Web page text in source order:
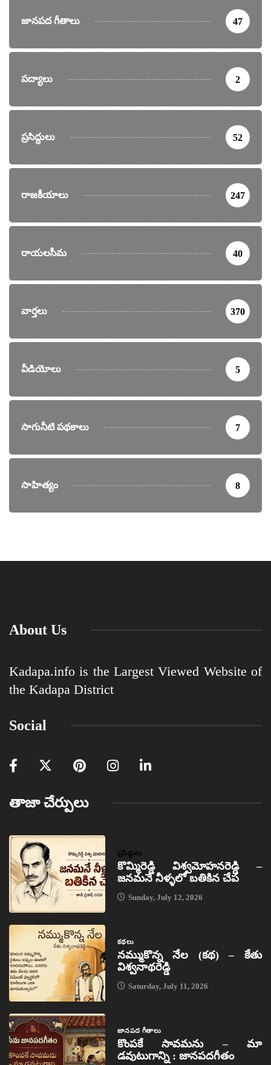
జానపద గీతాలు 47
పద్యాలు 2
ప్రసిద్ధులు 52
రాజకీయాలు 247
రాయలసీమ 40
వార్తలు 370
వీడియోలు 5
సాగునీటి పథకాలు 7
సాహిత్యం 8
About Us
Kadapa.info is the Largest Viewed Website of
the Kadapa District
Social
తాజా చేర్పులు
ప్రసిద్ధులు
కొమ్మిరెడ్డి విశ్వమోహనరెడ్డి –
జనమనే నీళ్ళలో బతికిన చేప
Sunday, July 12, 2026
కథలు
నమ్ముకొన్న నేల (కథ) – కేతు
విశ్వనాథరెడ్డి
Saturday, July 11, 2026
జానపద గీతాలు
కొంపకే సావమను – మా
డవుటుగాన్ని : జానపదగీతం